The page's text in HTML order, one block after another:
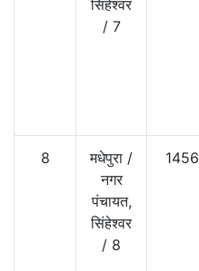
सिंहेश्वर
/ 7
8 मधेपुरा /
नगर
पंचायत,
सिंहेश्वर
/ 8
1456